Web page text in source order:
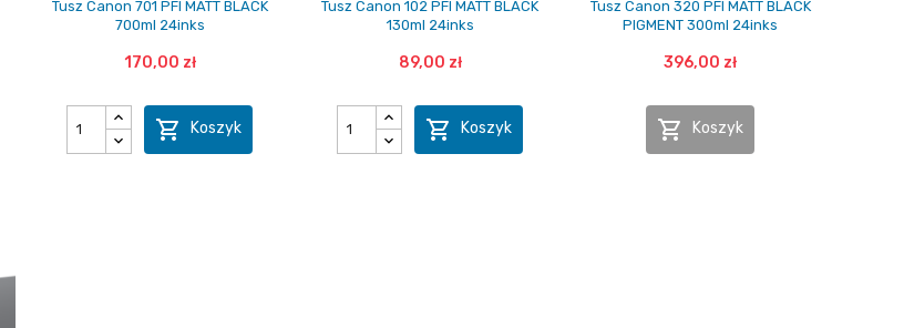
Tusz Canon 701 PFI MATT BLACK
700ml 24inks
170,00 zł
 Koszyk
Tusz Canon 102 PFI MATT BLACK
130ml 24inks
89,00 zł
 Koszyk
Tusz Canon 320 PFI MATT BLACK
PIGMENT 300ml 24inks
396,00 zł
 Koszyk